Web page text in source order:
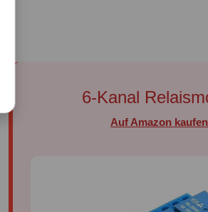
6-Kanal
Auf Amazon kaufen